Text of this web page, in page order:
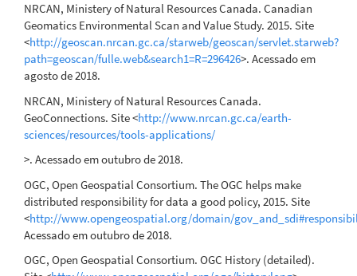
NRCAN, Ministery of Natural Resources Canada. Canadian
Geomatics Environmental Scan and Value Study. 2015. Site
<http://geoscan.nrcan.gc.ca/starweb/geoscan/servlet.starweb?
path=geoscan/fulle.web&search1=R=296426>. Acessado em
agosto de 2018.
NRCAN, Ministery of Natural Resources Canada.
GeoConnections. Site <http://www.nrcan.gc.ca/earth-
sciences/resources/tools-applications/
>. Acessado em outubro de 2018.
OGC, Open Geospatial Consortium. The OGC helps make
distributed responsibility for data a good policy, 2015. Site
<http://www.opengeospatial.org/domain/
Acessado em outubro de 2018.
OGC, Open Geospatial Consortium. OGC History (detailed).